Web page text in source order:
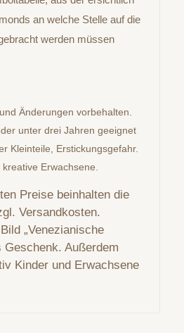
an welche Stelle auf die
werden müssen
Änderungen vorbehalten.
unter drei Jahren geeignet
Kleinteile, Erstickungsgefahr.
Erwachsene.
Preise beinhalten die
Versandkosten.
„Venezianische
Außerdem
Kinder und Erwachsene